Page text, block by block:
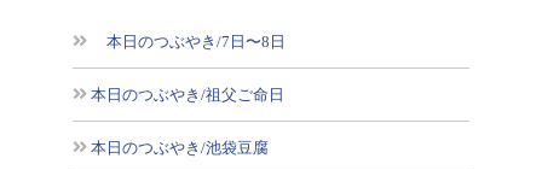
本日のつぶやき/7日〜8日
本日のつぶやき/祖父ご命日
本日のつぶやき/池袋豆腐